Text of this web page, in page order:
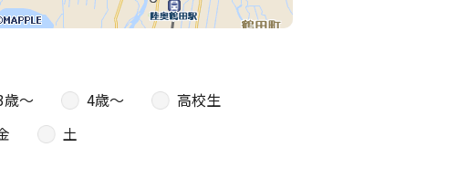
歳〜 4歳〜
高校生
土